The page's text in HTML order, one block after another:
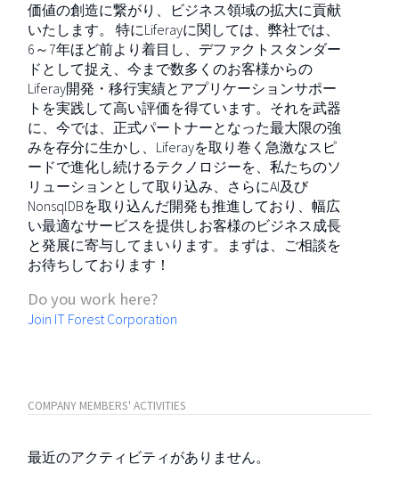
価値の創造に繋がり、ビジネス領域の拡大に貢献
いたします。 特にLiferayに関しては、弊社では、
6～7年ほど前より着目し、デファクトスタンダー
ドとして捉え、今まで数多くのお客様からの
Liferay開発・移行実績とアプリケーションサポー
トを実践して高い評価を得ています。それを武器
に、今では、正式パートナーとなった最大限の強
みを存分に生かし、Liferayを取り巻く急激なスピ
ードで進化し続けるテクノロジーを、私たちのソ
リューションとして取り込み、さらにAI及び
NonsqlDBを取り込んだ開発も推進しており、幅広
い最適なサービスを提供しお客様のビジネス成長
と発展に寄与してまいります。まずは、ご相談を
お待ちしております！
Do you work here?
Join IT Forest Corporation
COMPANY MEMBERS' ACTIVITIES
最近のアクティビティがありません。